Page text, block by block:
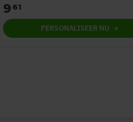
9 61
PERSONALISEER NU